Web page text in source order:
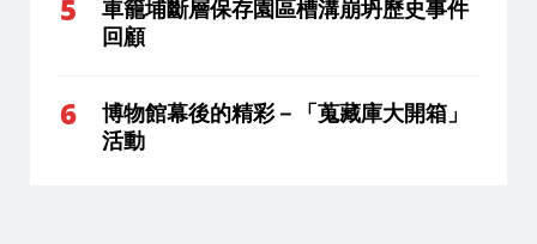
車籠埔斷層保存園區槽溝崩坍歷史事件
回顧
博物館幕後的精彩－「蒐藏庫大開箱」
活動